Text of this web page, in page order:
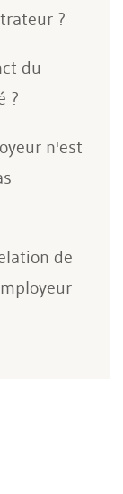
?
du
?
n'est
de